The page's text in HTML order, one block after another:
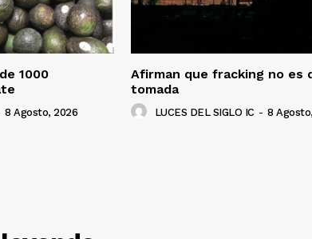
1000
8 Agosto, 2026
Afirman que fracking no es
tomada
LUCES DEL SIGLO IC - 8